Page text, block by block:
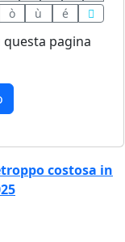
ò ù é
pagina
costosa in